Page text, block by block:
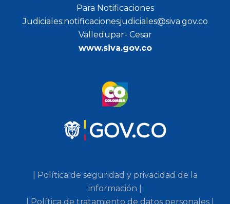
Para Notificaciones
Judiciales:notificacionesjudiciales@siva.gov.co
Valledupar- Cesar
www.siva.gov.co
| Política de seguridad y privacidad de la
información |
| Política de tratamiento de datos personales |